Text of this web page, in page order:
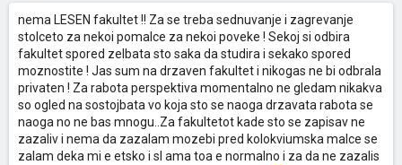
nema LESEN fakultet !! Za se treba sednuvanje i zagrevanje
stolceto za nekoi pomalce za nekoi poveke ! Sekoj si odbira
fakultet spored zelbata sto saka da studira i sekako spored
moznostite ! Jas sum na drzaven fakultet i nikogas ne bi odbrala
privaten ! Za rabota perspektiva momentalno ne gledam nikakva
so ogled na sostojbata vo koja sto se naoga drzavata rabota se
naoga no ne bas mnogu..Za fakultetot kade sto se zapisav ne
zazaliv i nema da zazalam mozebi pred kolokviumska malce se
zalam deka mi e etsko i sl ama toa e normalno i za da ne zazalis